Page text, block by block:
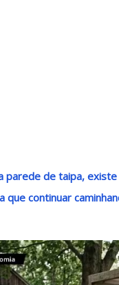
parede de taipa,
que continuar